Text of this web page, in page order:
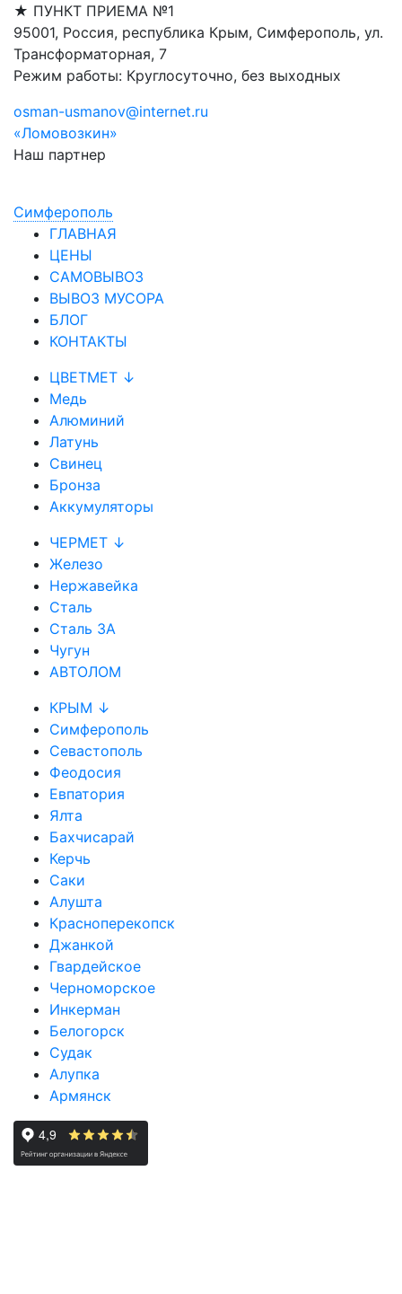
★ ПУНКТ ПРИЕМА №1
95001, Россия, республика Крым, Симферополь, ул.
Трансформаторная, 7
Режим работы: Круглосуточно, без выходных
osman-usmanov@internet.ru
«Ломовозкин»
Наш партнер
Симфepoпoль
ГЛАВНАЯ
ЦЕНЫ
САМОВЫВОЗ
ВЫВОЗ МУСОРА
БЛОГ
КОНТАКТЫ
ЦВЕТМЕТ ↓
Медь
Алюминий
Латунь
Свинец
Бронза
Аккумуляторы
ЧЕРМЕТ ↓
Железо
Нержавейка
Сталь
Сталь 3А
Чугун
АВТОЛОМ
КРЫМ ↓
Симферополь
Севастополь
Феодосия
Евпатория
Ялта
Бахчисарай
Керчь
Саки
Алушта
Красноперекопск
Джанкой
Гвардейское
Черноморское
Инкерман
Белогорск
Судак
Алупка
Армянск